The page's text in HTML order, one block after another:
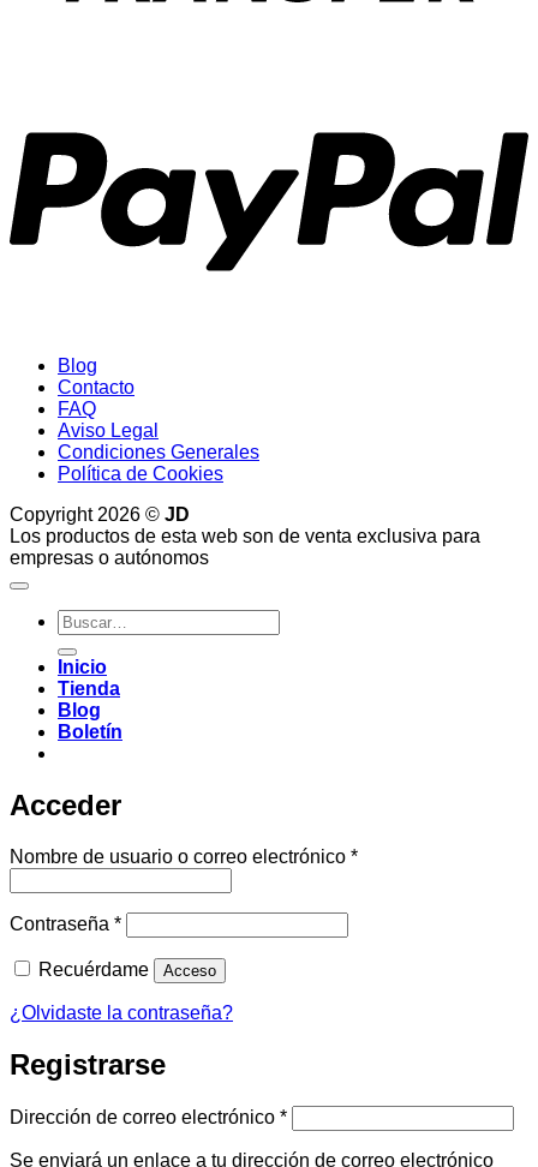
Blog
Contacto
FAQ
Aviso Legal
Condiciones Generales
Política de Cookies
Copyright 2026 © JD
Los productos de esta web son de venta exclusiva para
empresas o autónomos
Buscar
por:
Inicio
Tienda
Blog
Boletín
Acceder
Nombre de usuario o correo electrónico *Obligatorio
Contraseña *Obligatorio
Recuérdame Acceso
¿Olvidaste la contraseña?
Registrarse
Dirección de correo electrónico *Obligatorio
Se enviará un enlace a tu dirección de correo electrónico